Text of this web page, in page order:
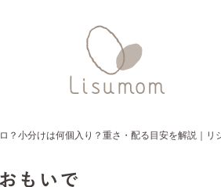
？小分けは何個入り？重さ・配る目安を解説｜リ